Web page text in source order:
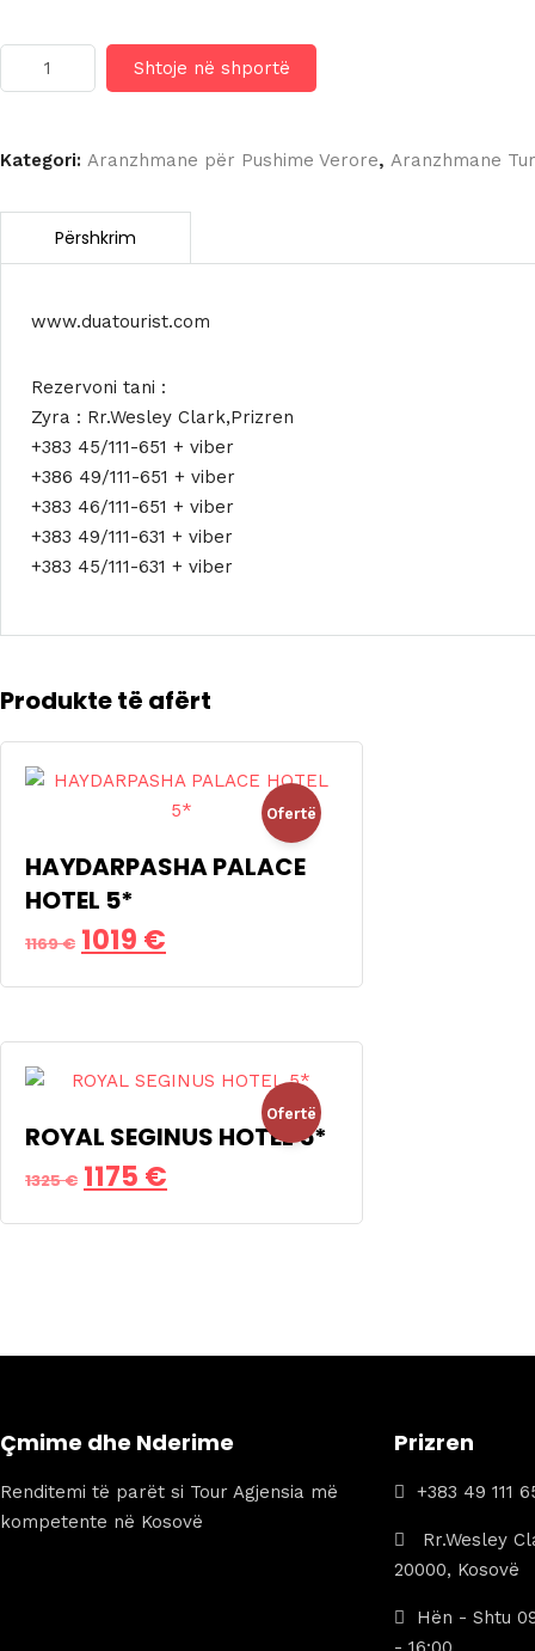
Sasi
LORDOS
&
4*
Shtoje në shportë
Kategori: Aranzhmane për Pushime Verore, Aranzhmane
www.duatourist.com
Rezervoni tani :
Zyra : Rr.Wesley Clark,Prizren
+383 45/111-651 + viber
+386 49/111-651 + viber
+383 46/111-651 + viber
+383 49/111-631 + viber
+383 45/111-631 + viber
Produkte të afërt
Ofertë
!
HAYDARPASHA PALACE
HOTEL 5*
1169€ Çmimi
origjinal
1169 €.
1019 €
i
është:
1019 €. Ofertë
ROYAL SEGINUS HOTEL 5*
1325€ Çmimi
origjinal
1175 €
i
1175 €.
Çmime dhe Nderime
Renditemi të parët si Tour Agjensia më
kompetente në Kosovë
Prizren
+383 49 111
Rr.Wesley
20000, Kosovë
Hën - Shtu